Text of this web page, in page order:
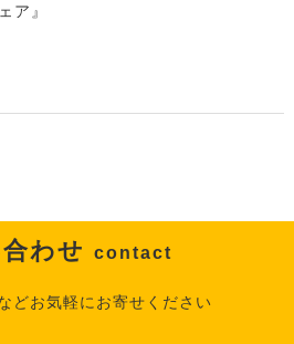
ア』
わせ contact
どお気軽にお寄せください